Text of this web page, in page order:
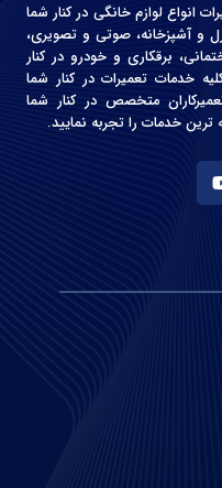
ای در تعمیرات انواع لوازم خانگی در کنار شما
و آشپزخانه، صوتی و‌ تصویری،
برقکاری و خودرو در کنار
خدمات تعمیرات در کنار شما
متخصص در کنار شما
خدمات را تجربه نمایید.